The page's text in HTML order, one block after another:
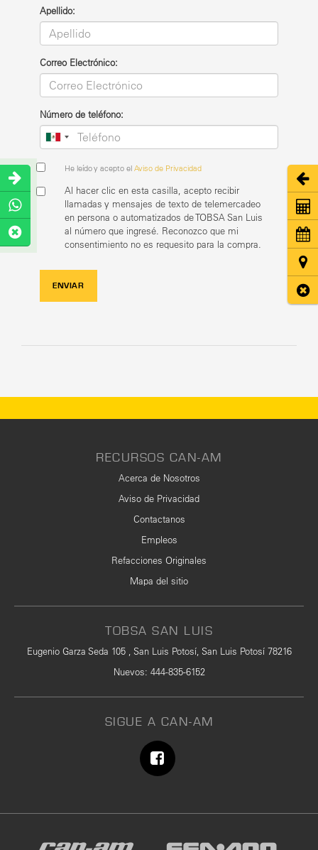
Apellido:
Correo Electrónico:
Número de teléfono:
He leído y acepto el Aviso de Privacidad
Al hacer clic en esta casilla, acepto recibir
llamadas y mensajes de texto de telemercadeo
en persona o automatizados de TOBSA San Luis
al número que ingresé. Reconozco que mi
consentimiento no es requesito para la compra.
ENVIAR
RECURSOS CAN-AM
Acerca de Nosotros
Aviso de Privacidad
Contactanos
Empleos
Refacciones Originales
Mapa del sitio
TOBSA SAN LUIS
Eugenio Garza Seda 105 , San Luis Potosí, San Luis Potosí 78216
Nuevos: 444-835-6152
SIGUE A CAN-AM